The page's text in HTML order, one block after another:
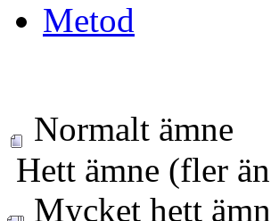
Metod
Normalt ämne
Hett ämne (fler
Mycket hett